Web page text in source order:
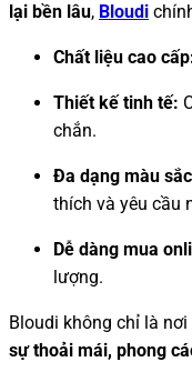
lại bền lâu, Bloudi
Chất liệu cao
Thiết kế tinh tế:
chắn.
Đa dạng màu
thích và yêu cầu
Dễ dàng mua
lượng.
Bloudi không chỉ là
sự thoải mái, phong